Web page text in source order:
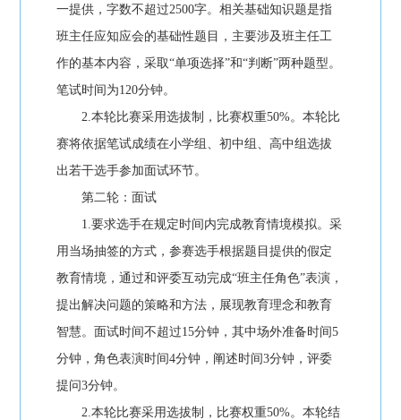
一提供，字数不超过2500字。相关基础知识题是指
班主任应知应会的基础性题目，主要涉及班主任工
作的基本内容，采取“单项选择”和“判断”两种题型。
笔试时间为120分钟。
2.本轮比赛采用选拔制，比赛权重50%。本轮比
赛将依据笔试成绩在小学组、初中组、高中组选拔
出若干选手参加面试环节。
第二轮：面试
1.要求选手在规定时间内完成教育情境模拟。采
用当场抽签的方式，参赛选手根据题目提供的假定
教育情境，通过和评委互动完成“班主任角色”表演，
提出解决问题的策略和方法，展现教育理念和教育
智慧。面试时间不超过15分钟，其中场外准备时间5
分钟，角色表演时间4分钟，阐述时间3分钟，评委
提问3分钟。
2.本轮比赛采用选拔制，比赛权重50%。本轮结